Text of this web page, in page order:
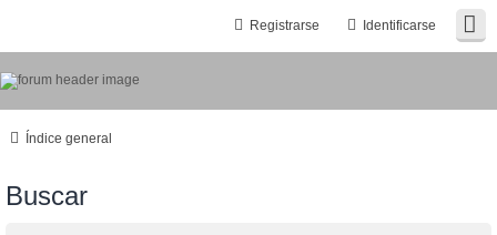
Identificarse
Registrarse
Índice general
Buscar